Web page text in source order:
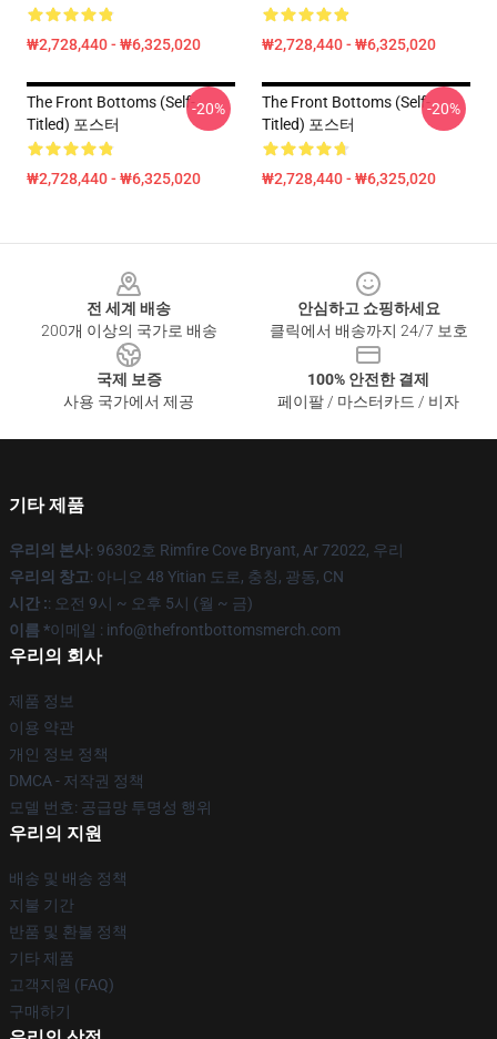
₩2,728,440 - ₩6,325,020 ₩2,728,440 - ₩6,325,020
The Front Bottoms (Self-
Titled) 포스터
₩2,728,440 - ₩6,325,020
-20%
The Front Bottoms (Self-
Titled) 포스터
₩2,728,440 - ₩6,325,020
-20%
전 세계 배송
200개 이상의 국가로 배송
안심하고 쇼핑하세요
클릭에서 배송까지 24/7 보호
국제 보증
사용 국가에서 제공
100% 안전한 결제
페이팔 / 마스터카드 / 비자
기타 제품
우리의 본사: 96302호 Rimfire Cove Bryant, Ar 72022, 우리
우리의 창고: 아니오 48 Yitian 도로, 충칭, 광동, CN
시간 :: 오전 9시 ~ 오후 5시 (월 ~ 금)
이름 *이메일 : info@thefrontbottomsmerch.com
우리의 회사
제품 정보
이용 약관
개인 정보 정책
DMCA - 저작권 정책
모델 번호: 공급망 투명성 행위
우리의 지원
배송 및 배송 정책
지불 기간
반품 및 환불 정책
기타 제품
고객지원 (FAQ)
구매하기